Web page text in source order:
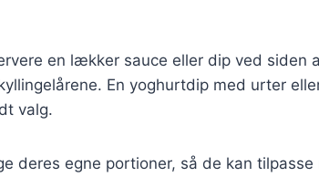
en lækker sauce eller dip ved siden
En yoghurtdip med urter
valg.
deres egne portioner, så de kan